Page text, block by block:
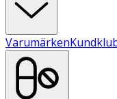
Varumärken